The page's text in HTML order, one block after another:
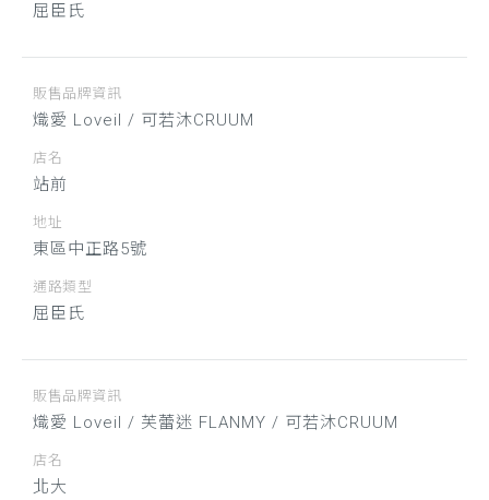
屈臣氏
販售品牌資訊
熾愛 Loveil / 可若沐CRUUM
店名
站前
地址
東區中正路5號
通路類型
屈臣氏
販售品牌資訊
熾愛 Loveil / 芙蕾迷 FLANMY / 可若沐CRUUM
店名
北大